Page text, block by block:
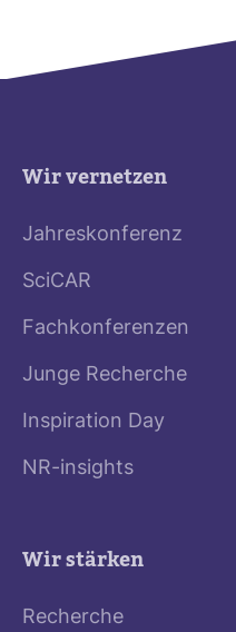
Wir vernetzen
Jahreskonferenz
SciCAR
Fachkonferenzen
Junge Recherche
Inspiration Day
NR-insights
Wir stärken
Recherche